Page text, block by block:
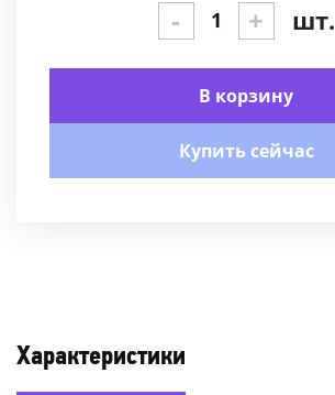
- + шт.
В корзину
Купить сейчас
Характеристики